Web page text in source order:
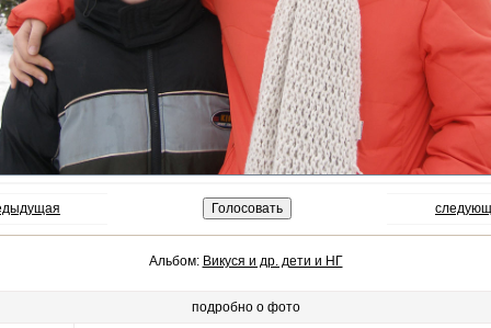
Альбом: Викуся и др. дети и НГ
подробно о фото